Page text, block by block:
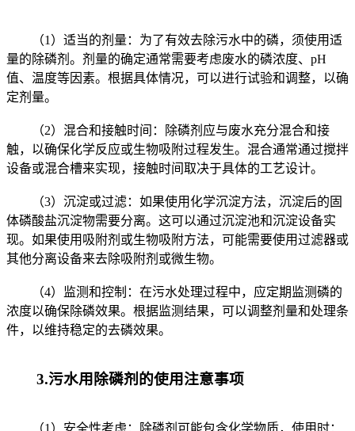
（1）适当的剂量：为了有效去除污水中的磷，须使用适
量的除磷剂。剂量的确定通常需要考虑废水的磷浓度、pH
值、温度等因素。根据具体情况，可以进行试验和调整，以确
定剂量。
（2）混合和接触时间：除磷剂应与废水充分混合和接
触，以确保化学反应或生物吸附过程发生。混合通常通过搅拌
设备或混合槽来实现，接触时间取决于具体的工艺设计。
（3）沉淀或过滤：如果使用化学沉淀方法，沉淀后的固
体磷酸盐沉淀物需要分离。这可以通过沉淀池和沉淀设备实
现。如果使用吸附剂或生物吸附方法，可能需要使用过滤器或
其他分离设备来去除吸附剂或微生物。
（4）监测和控制：在污水处理过程中，应定期监测磷的
浓度以确保除磷效果。根据监测结果，可以调整剂量和处理条
件，以维持稳定的去磷效果。
3.污水用除磷剂的使用注意事项
（1）安全性考虑：除磷剂可能包含化学物质，使用时：